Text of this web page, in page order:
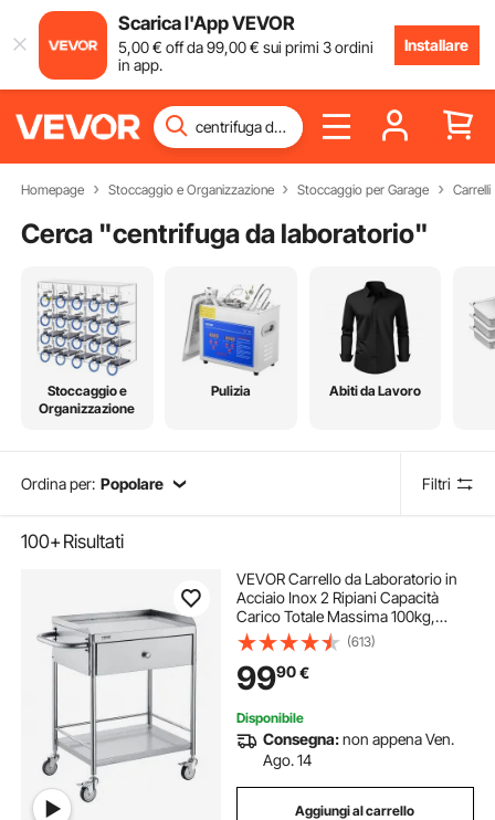
Scarica l'App VEVOR
5,00€ off da99,00€ sui primi 3 ordini
in app.
Installare
Homepage Stoccaggio e Organizzazione Stoccaggio per Garage Carrelli
Cerca "centrifuga da laboratorio"
Stoccaggio e
Organizzazione
Pulizia Abiti da Lavoro
Ordina per: Popolare Filtri
100+Risultati
VEVOR Carrello da Laboratorio in
Acciaio Inox 2 Ripiani Capacità
Carico Totale Massima 100kg,
Carrello Sanitario in Acciaio Inox
201 710 x 421 x 785 mm, Carrello
per Medicazione da Laboratorio 2
Piani
(613)
9990€
Disponibile
Consegna:non appena Ven.
Ago. 14
Aggiungi al carrello